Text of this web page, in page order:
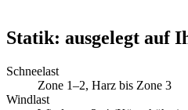
Statik: ausgelegt auf
Schneelast
Zone 1–2, Harz bis Zone 3
Windlast